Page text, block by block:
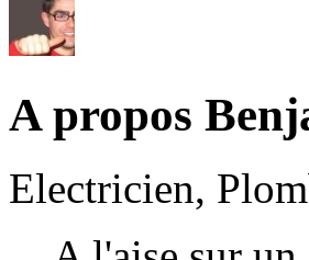
A propos
Electricien,